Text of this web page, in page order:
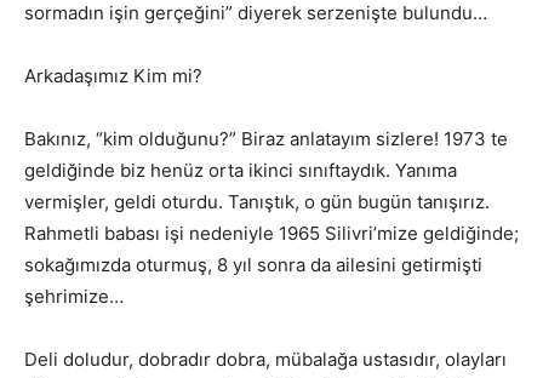
sormadın işin gerçeğini” diyerek serzenişte bulundu…
Arkadaşımız Kim mi?
Bakınız, “kim olduğunu?” Biraz anlatayım sizlere! 1973 te
geldiğinde biz henüz orta ikinci sınıftaydık. Yanıma
vermişler, geldi oturdu. Tanıştık, o gün bugün tanışırız.
Rahmetli babası işi nedeniyle 1965 Silivri’mize geldiğinde;
sokağımızda oturmuş, 8 yıl sonra da ailesini getirmişti
şehrimize…
Deli doludur, dobradır dobra, mübalağa ustasıdır, olayları